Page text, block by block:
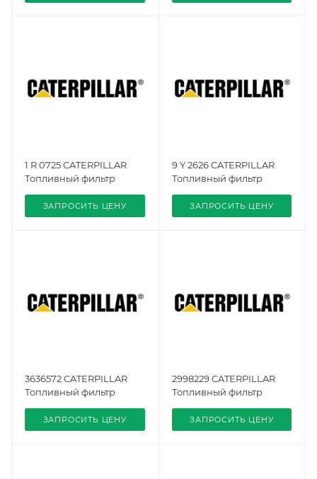
1 R 0725 CATERPILLAR
Топливный фильтр
ЗАПРОСИТЬ ЦЕНУ
9 Y 2626 CATERPILLAR
Топливный фильтр
ЗАПРОСИТЬ ЦЕНУ
3636572 CATERPILLAR
Топливный фильтр
ЗАПРОСИТЬ ЦЕНУ
2998229 CATERPILLAR
Топливный фильтр
ЗАПРОСИТЬ ЦЕНУ